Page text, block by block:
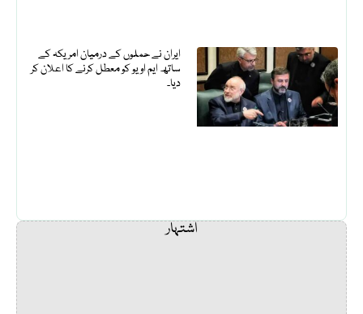
ایران نے حملوں کے درمیان امریکہ کے
ساتھ ایم او یو کو معطل کرنے کا اعلان کر
دیا۔
اشتہار